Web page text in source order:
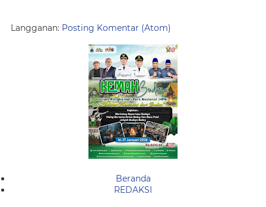
Langganan: Posting Komentar (Atom)
Beranda
REDAKSI